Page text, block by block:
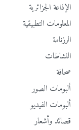
الإذاعة الجزائرية
المعلومات التطبيقية
الرزنامة
النشاطات
صحافة
ألبومات الصور
ألبومات الفيديو
قصائد وأشعار